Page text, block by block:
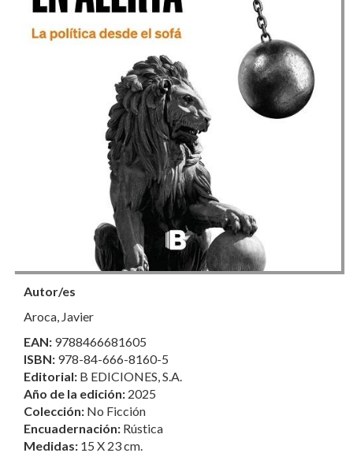
Autor/es
Aroca, Javier
EAN: 9788466681605
ISBN: 978-84-666-8160-5
Editorial: B EDICIONES, S.A.
Año de la edición: 2025
Colección: No Ficción
Encuadernación: Rústica
Medidas: 15 X 23 cm.